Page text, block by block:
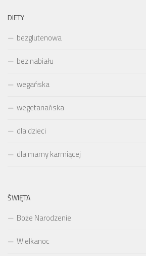
DIETY
bezglutenowa
bez nabiału
wegańska
wegetariańska
dla dzieci
dla mamy karmiącej
ŚWIĘTA
Boże Narodzenie
Wielkanoc